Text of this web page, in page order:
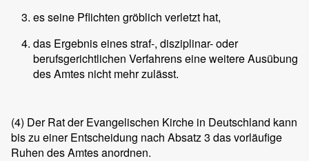
es seine Pflichten gröblich verletzt hat,
das Ergebnis eines straf-, disziplinar- oder
berufsgerichtlichen Verfahrens eine weitere Ausübung
des Amtes nicht mehr zulässt.
(4) Der Rat der Evangelischen Kirche in Deutschland kann
bis zu einer Entscheidung nach Absatz 3 das vorläufige
Ruhen des Amtes anordnen.